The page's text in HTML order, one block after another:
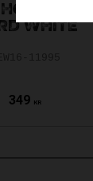
EPIC
WHITE
349 KR